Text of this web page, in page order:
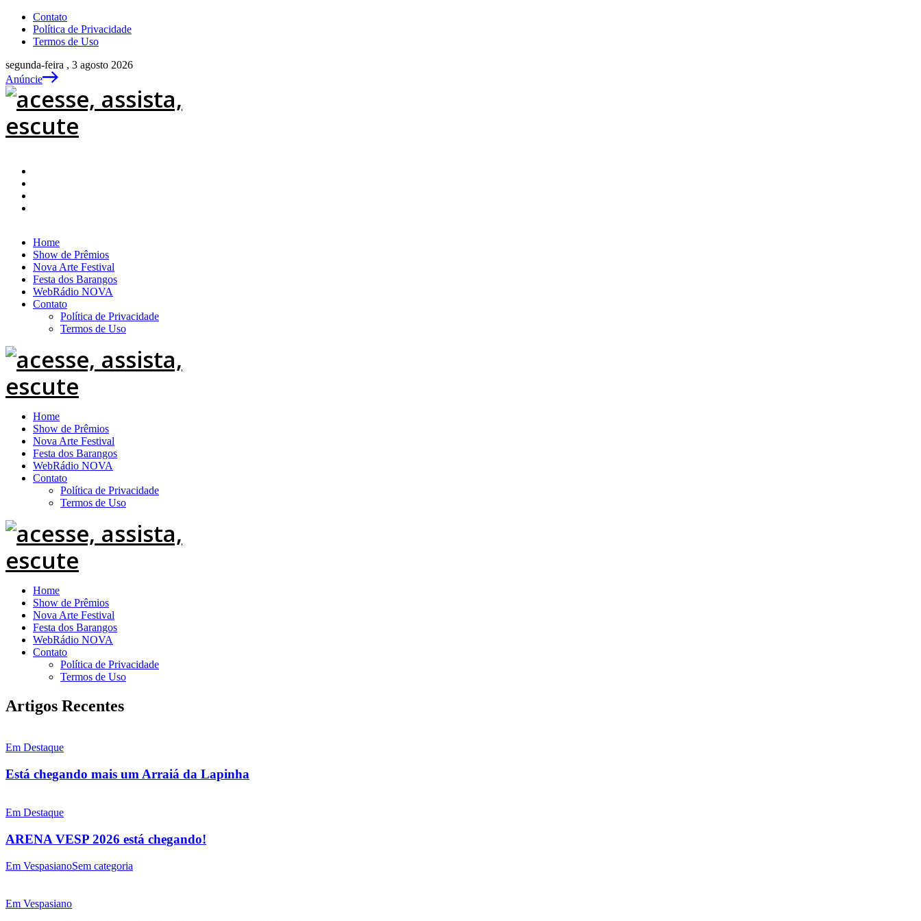
Contato
Política de Privacidade
Termos de Uso
segunda-feira , 3 agosto 2026
Anúncie
Home
Show de Prêmios
Nova Arte Festival
Festa dos Barangos
WebRádio NOVA
Contato
Política de Privacidade
Termos de Uso
Home
Show de Prêmios
Nova Arte Festival
Festa dos Barangos
WebRádio NOVA
Contato
Política de Privacidade
Termos de Uso
Home
Show de Prêmios
Nova Arte Festival
Festa dos Barangos
WebRádio NOVA
Contato
Política de Privacidade
Termos de Uso
Artigos Recentes
Em Destaque
Está chegando mais um Arraiá da Lapinha
Em Destaque
ARENA VESP 2026 está chegando!
Em VespasianoSem categoria
Em Vespasiano